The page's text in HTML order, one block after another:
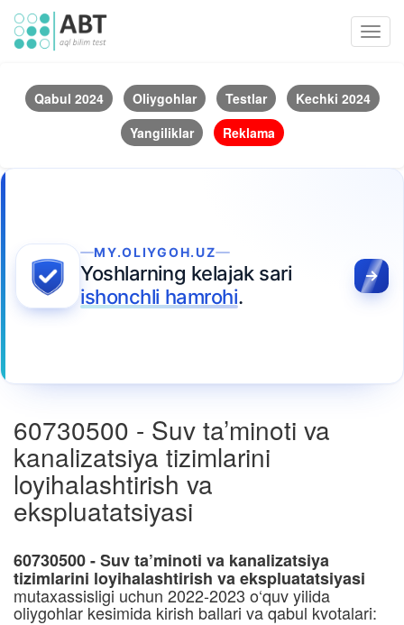
Qabul 2024 Oliygohlar Testlar
Kechki 2024
Yangiliklar
Reklama
MY.OLIYGOH.UZ
Yoshlarning kelajak sari
ishonchli hamrohi.
60730500 - Suv ta’minoti va
kanalizatsiya tizimlarini
loyihalashtirish va
ekspluatatsiyasi
60730500 - Suv ta’minoti va kanalizatsiya
tizimlarini loyihalashtirish va ekspluatatsiyasi
mutaxassisligi uchun 2022-2023 o‘quv yilida
oliygohlar kesimida kirish ballari va qabul kvotalari: